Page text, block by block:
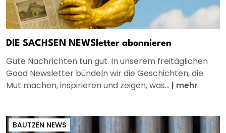
DIE SACHSEN NEWSletter abonnieren
Gute Nachrichten tun gut. In unserem freitäglichen
Good Newsletter bündeln wir die Geschichten, die
Mut machen, inspirieren und zeigen, was... | mehr
BAUTZEN NEWS